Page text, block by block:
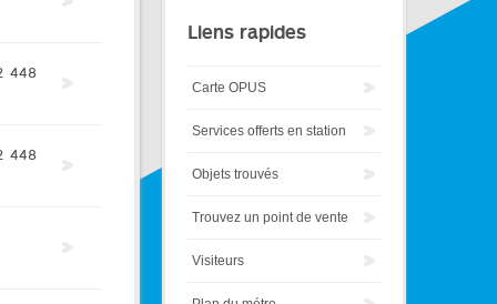
448
448
Liens rapides
Carte OPUS
Services offerts en station
Objets trouvés
Trouvez un point de vente
Visiteurs